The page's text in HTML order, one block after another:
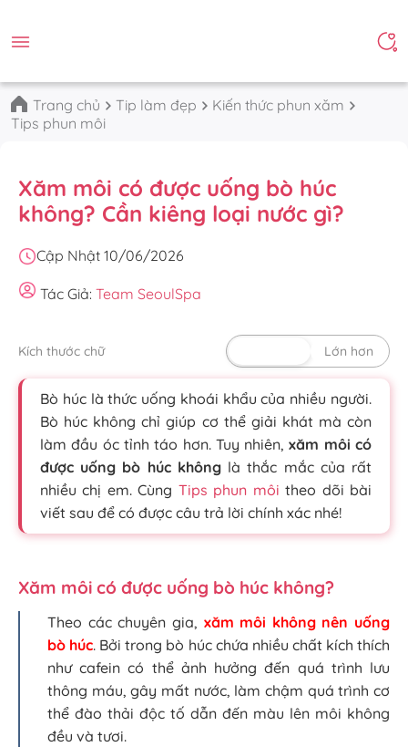
Trang chủ Tip làm đẹp
Kiến thức phun xăm
Tips phun môi
Xăm môi có được uống bò húc
không? Cần kiêng loại nước gì?
Cập Nhật 10/06/2026
Tác Giả: Team SeoulSpa
Kích thước chữ Lớn hơn
Bò húc là thức uống khoái khẩu của nhiều người.
Bò húc không chỉ giúp cơ thể giải khát mà còn
làm đầu óc tỉnh táo hơn. Tuy nhiên,xăm môi có
được uống bò húc khônglà thắc mắc của rất
nhiều chị em. Cùng Tips phun môi theo dõi bài
viết sau để có được câu trả lời chính xác nhé!
Xăm môi có được uống bò húc không?
Theo các chuyên gia, xăm môi không nên uống
bò húc. Bởi trong bò húc chứa nhiều chất kích thích
như cafein có thể ảnh hưởng đến quá trình lưu
thông máu, gây mất nước, làm chậm quá trình cơ
thể đào thải độc tố dẫn đến màu lên môi không
đều và tươi.